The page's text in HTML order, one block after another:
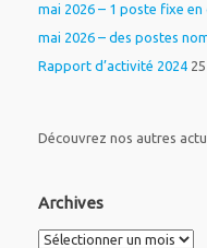
mai 2026 – 1 poste fixe en
mai 2026 – des postes
Rapport d’activité 2024
Découvrez nos autres
Archives
Archives